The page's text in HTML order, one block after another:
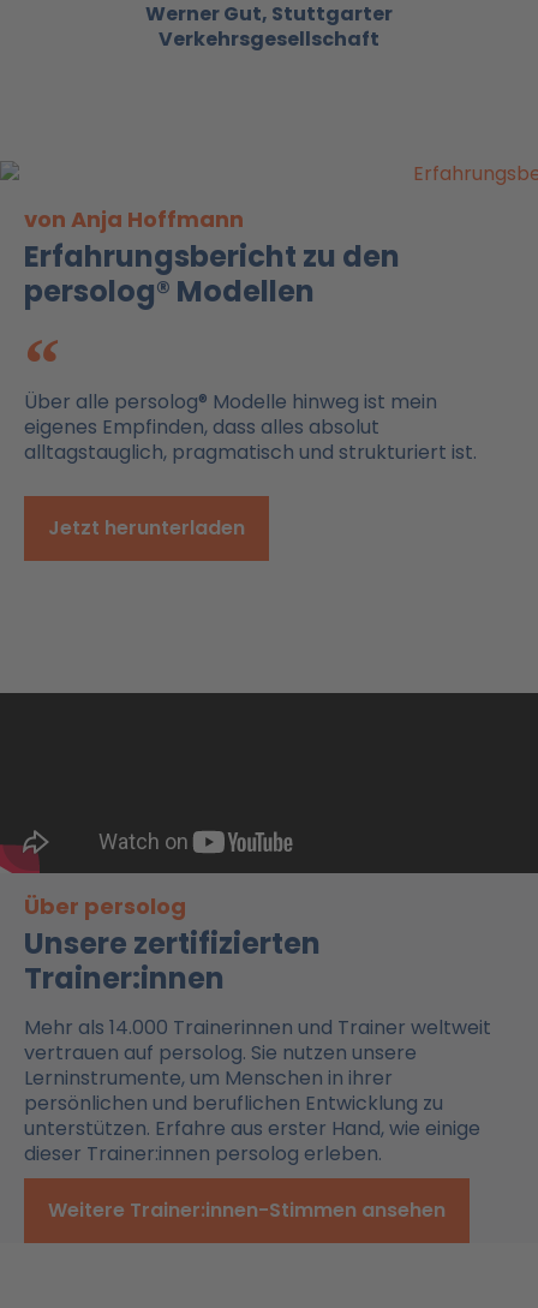
Werner Gut, Stuttgarter
Verkehrsgesellschaft
von Anja Hoffmann
Erfahrungsbericht zu den
persolog® Modellen
Über alle persolog® Modelle hinweg ist mein
eigenes Empfinden, dass alles absolut
alltagstauglich, pragmatisch und strukturiert ist.
Jetzt herunterladen
Über persolog
Unsere zertifizierten
Trainer:innen
Mehr als 14.000 Trainerinnen und Trainer weltweit
vertrauen auf persolog. Sie nutzen unsere
Lerninstrumente, um Menschen in ihrer
persönlichen und beruflichen Entwicklung zu
unterstützen. Erfahre aus erster Hand, wie einige
dieser Trainer:innen persolog erleben.
Weitere Trainer:innen-Stimmen ansehen